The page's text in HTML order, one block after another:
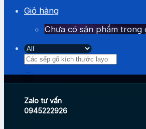
Zalo tư vấn
0945222926
Giỏ hàng
Chưa có sản phẩm trong
Tìm
kiếm: